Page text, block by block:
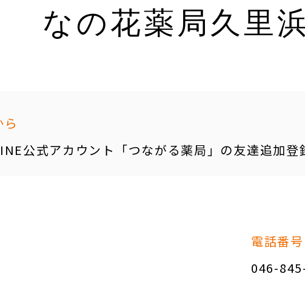
なの花薬局久里
公式アカウント「つながる薬局」の友達追加登
電話番号
046-